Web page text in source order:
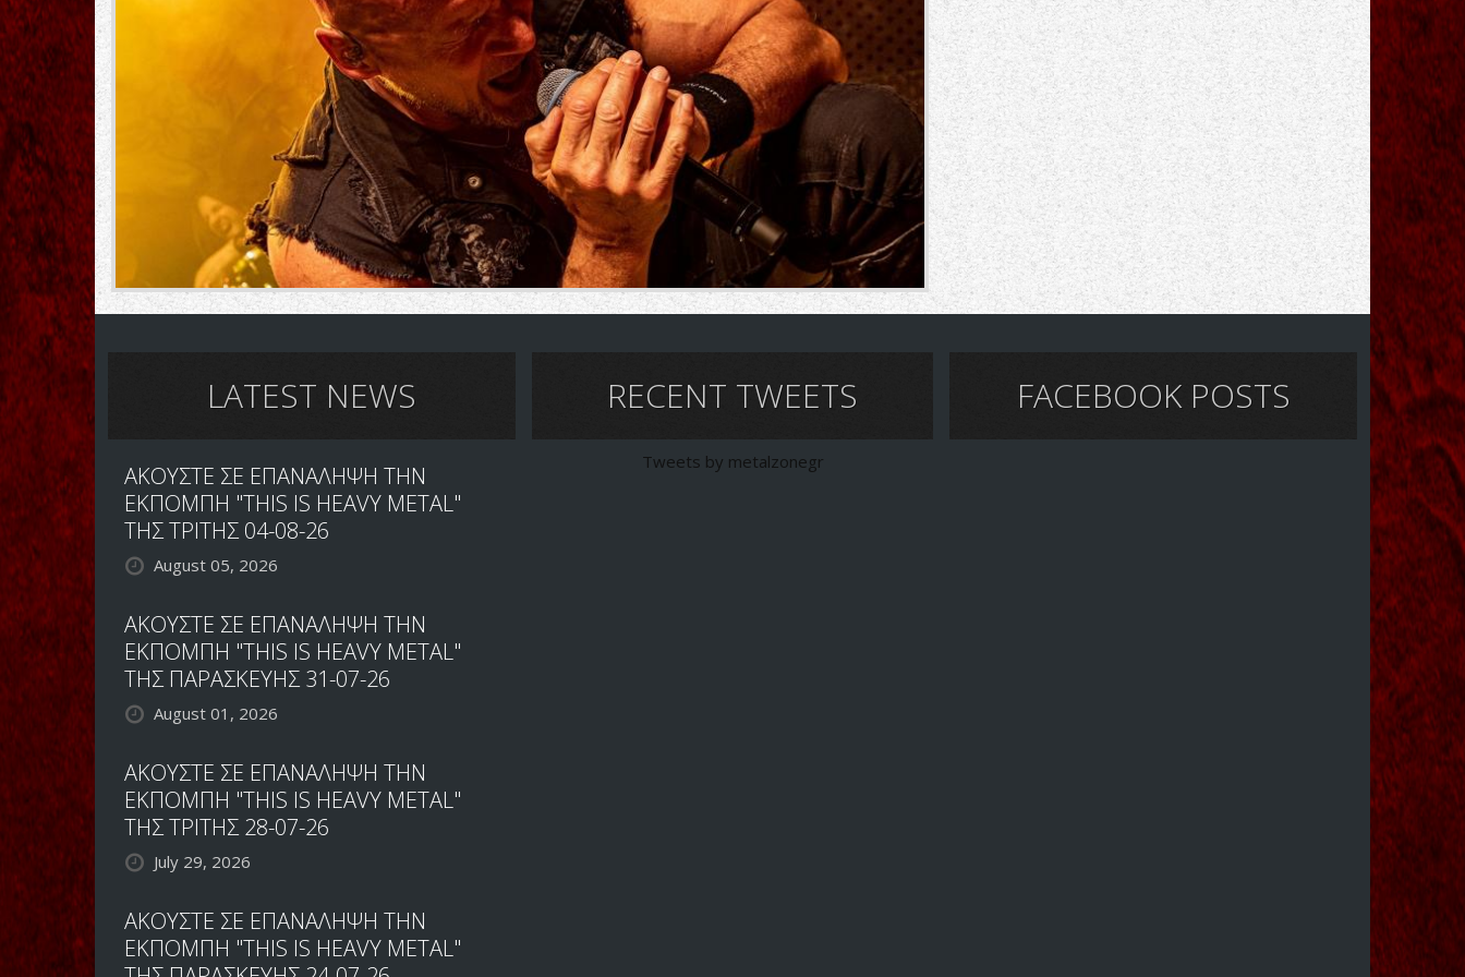
LATEST NEWS
ΑΚΟΥΣΤΕ ΣΕ ΕΠΑΝΑΛΗΨΗ ΤΗΝ
ΕΚΠΟΜΠΗ "THIS IS HEAVY METAL"
ΤΗΣ ΤΡΙΤΗΣ 04-08-26
August 05, 2026
ΑΚΟΥΣΤΕ ΣΕ ΕΠΑΝΑΛΗΨΗ ΤΗΝ
ΕΚΠΟΜΠΗ "THIS IS HEAVY METAL"
ΤΗΣ ΠΑΡΑΣΚΕΥΗΣ 31-07-26
August 01, 2026
ΑΚΟΥΣΤΕ ΣΕ ΕΠΑΝΑΛΗΨΗ ΤΗΝ
ΕΚΠΟΜΠΗ "THIS IS HEAVY METAL"
ΤΗΣ ΤΡΙΤΗΣ 28-07-26
July 29, 2026
ΑΚΟΥΣΤΕ ΣΕ ΕΠΑΝΑΛΗΨΗ ΤΗΝ
ΕΚΠΟΜΠΗ "THIS IS HEAVY METAL"
RECENT TWEETS
Tweets by metalzonegr
FACEBOOK POSTS